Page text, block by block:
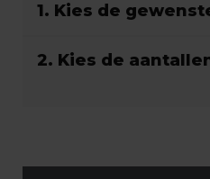
1. Kies de
2. Kies de